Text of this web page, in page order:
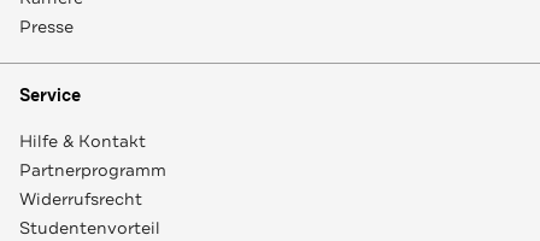
Presse
Service
Hilfe & Kontakt
Partnerprogramm
Widerrufsrecht
Studentenvorteil